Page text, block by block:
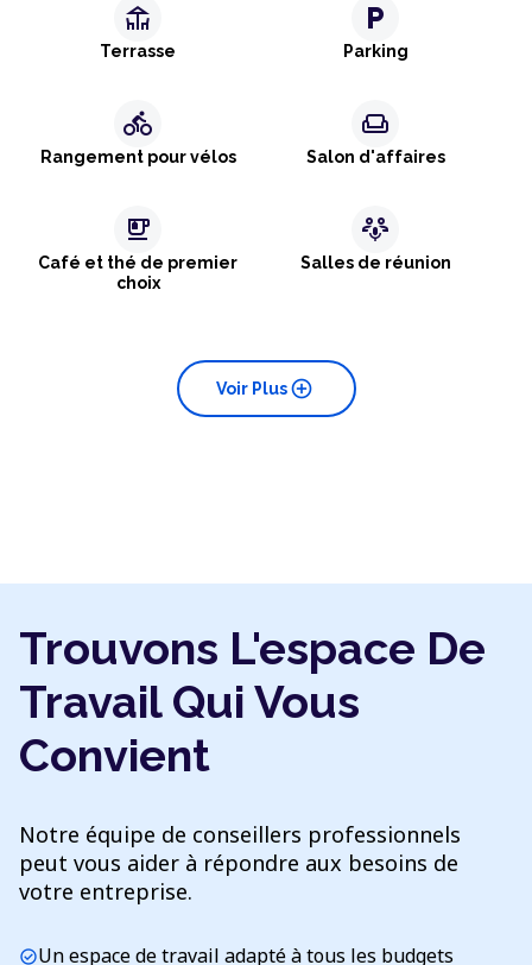
deck
Terrasse
local_parking
Parking
directions_bike
Rangement pour vélos
weekend
Salon d'affaires
emoji_food_beverage
Café et thé de premier
choix
adaptive_audio_mic
Salles de réunion
add_circle
Voir Plus
Trouvons L'espace De
Travail Qui Vous
Convient
Notre équipe de conseillers professionnels
peut vous aider à répondre aux besoins de
votre entreprise.
check_circleUn espace de travail adapté à tous les budgets